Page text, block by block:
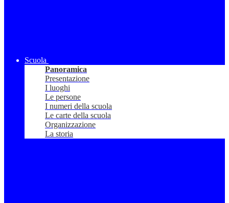
Scuola
Panoramica
Presentazione
I luoghi
Le persone
I numeri della scuola
Le carte della scuola
Organizzazione
La storia